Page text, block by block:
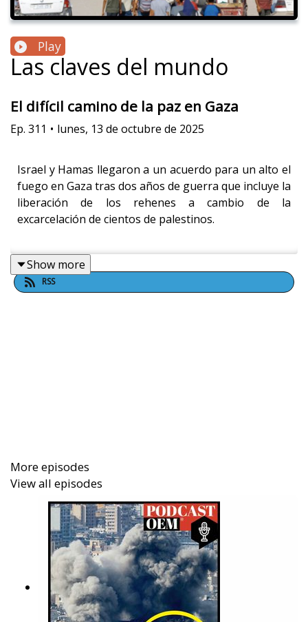
Play
Las claves del mundo
El difícil camino de la paz en Gaza​
Ep. 311 • lunes, 13 de octubre de 2025
Israel y Hamas llegaron a un acuerdo para un alto el
fuego en Gaza tras dos años de guerra que incluye la
liberación de los rehenes a cambio de la
excarcelación de cientos de palestinos.
El júbilo llegó a todo el mundo gracias al plan de paz
propuesto por Estados Unidos, sin embargo aún
Visita la sección de
no perderte las noticias internacionales.
Show more
RSS
More episodes
View all episodes